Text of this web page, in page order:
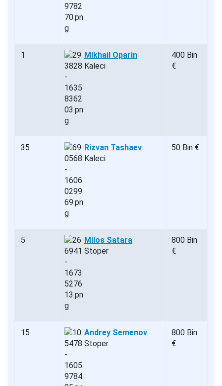
1
Mikhail Oparin
Kaleci
400 Bin
€
35
Rizvan Tashaev
Kaleci
50 Bin €
5
Milos Satara
Stoper
800 Bin
€
15
Andrey Semenov
Stoper
800 Bin
€